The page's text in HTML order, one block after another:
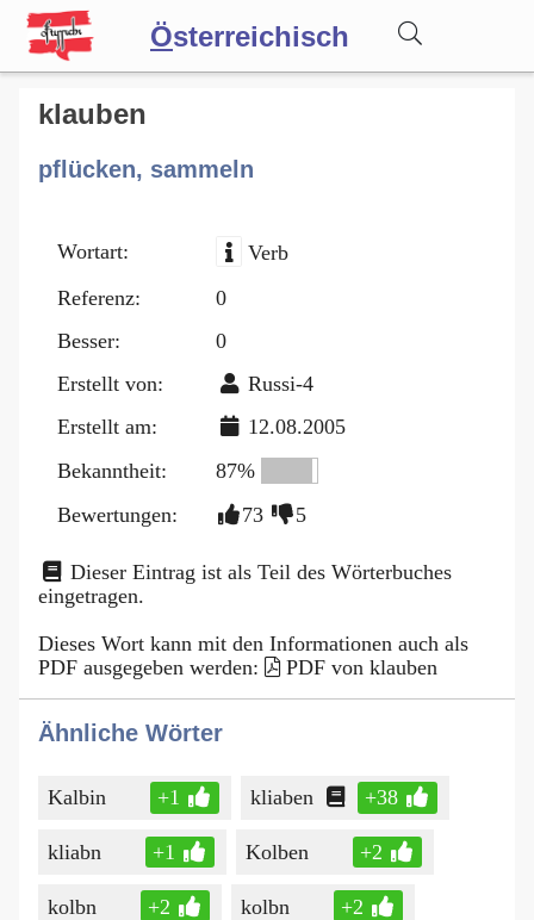
Österreichisch
Wörterbuch
Forum
Blog
klauben
pflücken, sammeln
Wortart:
Verb
Referenz:
0
Besser:
0
Erstellt von:
Russi-4
Erstellt am:
12.08.2005
Bekanntheit:
87%
Bewertungen:
73 5
Dieser Eintrag ist als Teil des Wörterbuches
eingetragen.
Dieses Wort kann mit den Informationen auch als
PDF ausgegeben werden:
PDF von klauben
Ähnliche Wörter
Kalbin +1 kliaben +38
kliabn +1 Kolben +2
kolbn +2 kolbn +2